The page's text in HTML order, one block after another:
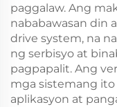
paggalaw. Ang
nababawasan din
drive system, na
ng serbisyo at
pagpapalit. Ang
mga sistemang
aplikasyon at